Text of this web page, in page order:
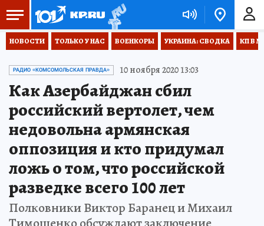
НОВОСТИ ТОЛЬКО У НАС ВОЕНКОРЫ УКРАИНА: СВОДКА КП В
РАДИО «КОМСОМОЛЬСКАЯ ПРАВДА» 10 ноября 2020 13:03
Как Азербайджан сбил
российский вертолет, чем
недовольна армянская
оппозиция и кто придумал
ложь о том, что российской
разведке всего 100 лет
Полковники Виктор Баранец и Михаил